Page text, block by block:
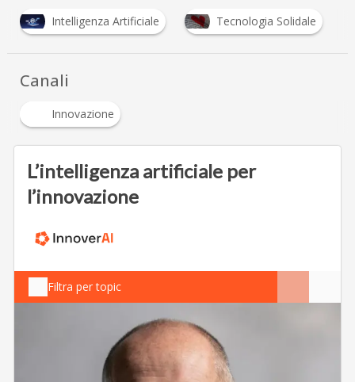
Intelligenza Artificiale Tecnologia Solidale
Canali
Innovazione
L’intelligenza artificiale per
l’innovazione
Filtra per topic